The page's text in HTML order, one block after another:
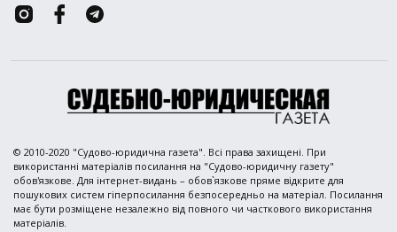
© 2010-2020 "Судово-юридична газета". Всі права захищені. При
використанні матеріалів посилання на "Судово-юридичну газету"
обов'язкове. Для інтернет-видань – обов`язкове пряме відкрите для
пошукових систем гіперпосилання безпосередньо на матеріал. Посилання
має бути розміщене незалежно від повного чи часткового використання
матеріалів.